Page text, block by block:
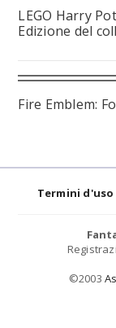
LEGO Harry
Edizione del
Fire Emblem:
Termini d'uso
©2003